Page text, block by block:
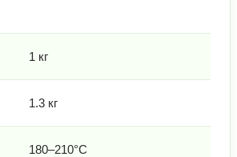
1 кг
1.3 кг
180–210°C